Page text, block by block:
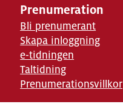
Prenumeration
Bli prenumerant
Skapa inloggning
e-tidningen
Taltidning
Prenumerationsvillkor